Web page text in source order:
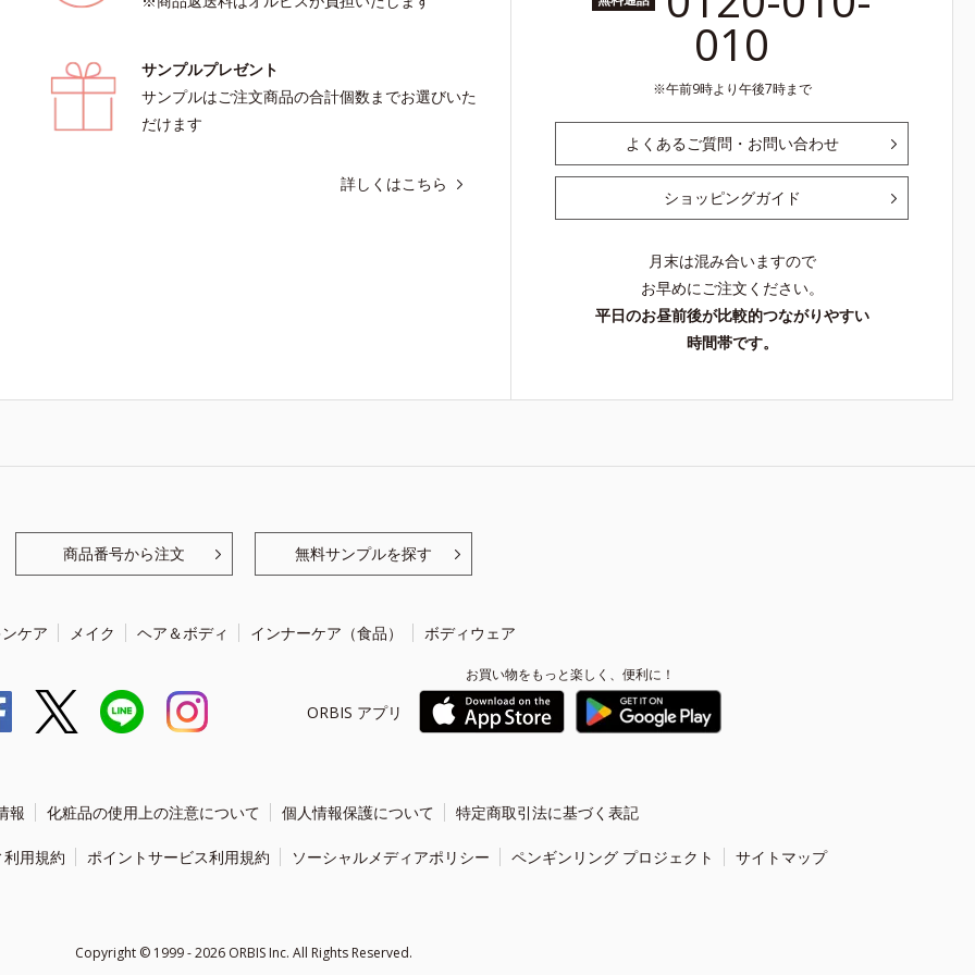
サンプルプレゼント
サンプルはご注文商品の合計個数までお選びいた
だけます
詳しくはこちら
010
午前9時より午後7時まで
よくあるご質問・お問い合わせ
ショッピングガイド
月末は混み合いますので
お早めにご注文ください。
平日のお昼前後が比較的つながりやすい
時間帯です。
商品番号から注文 無料サンプルを探す
ケア メイク ヘア＆ボディ インナーケア（食品） ボディウェア
ORBIS アプリ
お買い物をもっと楽しく、便利に！
報 化粧品の使用上の注意について 個人情報保護について 特定商取引法に基づく表記
用規約 ポイントサービス利用規約 ソーシャルメディアポリシー ペンギンリング プロジェクト サイトマップ
Copyright © 1999 - 2026 ORBIS Inc. All Rights Reserved.